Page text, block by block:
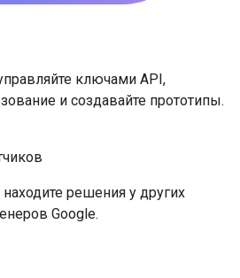
ключами API,
и создавайте прототипы.
решения у других
Google.